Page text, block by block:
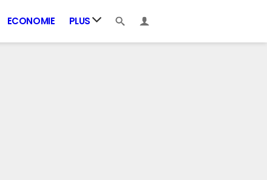
ECONOMIE PLUS